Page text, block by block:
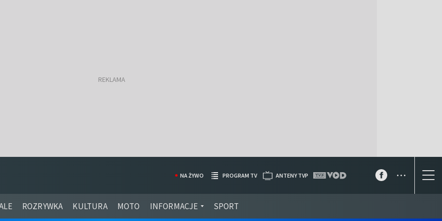
ROZRYWKA KULTURA MOTO INFORMACJE SPORT
NA ŻYWO PROGRAM TV ANTENY TVP ...